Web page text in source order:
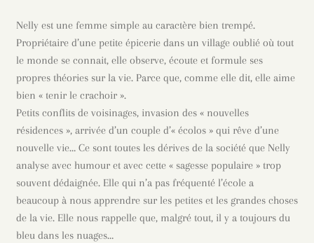
Nelly est une femme simple au caractère bien trempé.
Propriétaire d’une petite épicerie dans un village oublié où tout
le monde se connait, elle observe, écoute et formule ses
propres théories sur la vie. Parce que, comme elle dit, elle aime
bien « tenir le crachoir ».
Petits conflits de voisinages, invasion des « nouvelles
résidences », arrivée d’un couple d’« écolos » qui rêve d’une
nouvelle vie… Ce sont toutes les dérives de la société que Nelly
analyse avec humour et avec cette « sagesse populaire » trop
souvent dédaignée. Elle qui n’a pas fréquenté l’école a
beaucoup à nous apprendre sur les petites et les grandes choses
de la vie. Elle nous rappelle que, malgré tout, il y a toujours du
bleu dans les nuages…